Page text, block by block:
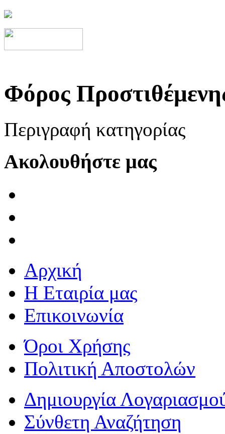
Φόρος
Περιγραφή κατηγορίας
Ακολουθήστε μας
Αρχική
Η Εταιρία μας
Επικοινωνία
Όροι Χρήσης
Πολιτική Αποστολών
Δημιουργία
Σύνθετη Αναζήτηση